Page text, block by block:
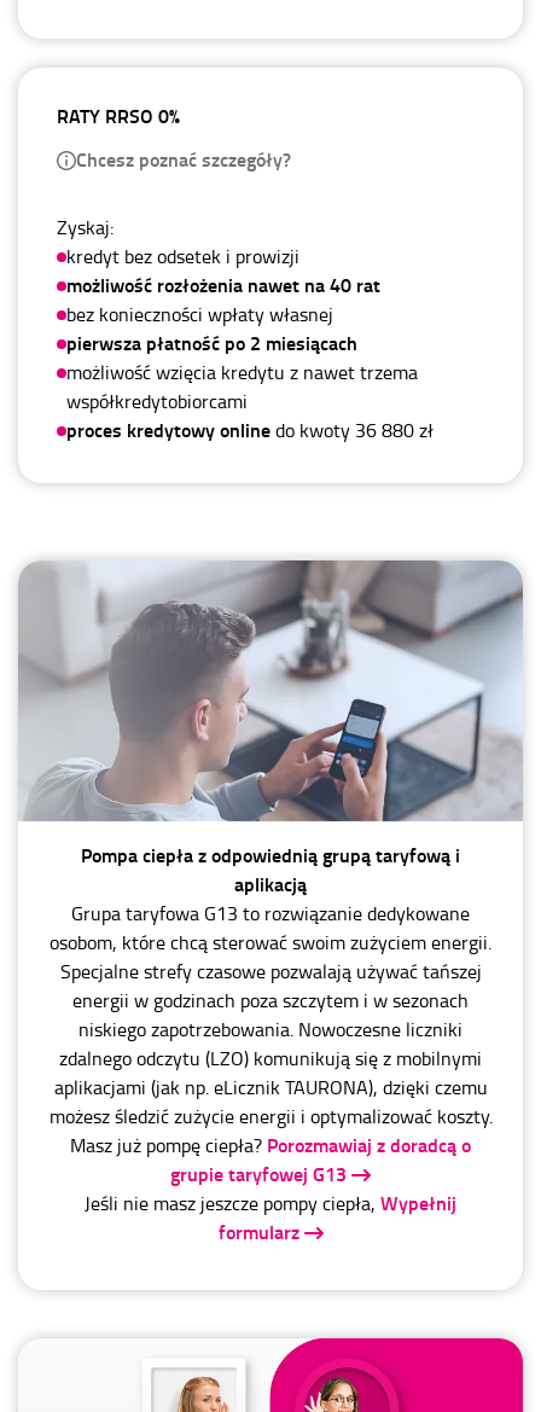
RATY RRSO 0%
Chcesz poznać szczegóły?
Zyskaj:
kredyt bez odsetek i prowizji
możliwość rozłożenia nawet na 40 rat
bez konieczności wpłaty własnej
pierwsza płatność po 2 miesiącach
możliwość wzięcia kredytu z nawet trzema
współkredytobiorcami
proces kredytowy onlinedo kwoty 36 880 zł
Pompa ciepła z odpowiednią grupą taryfową i
aplikacją
Grupa taryfowa G13 to rozwiązanie dedykowane
osobom, które chcą sterować swoim zużyciem energii.
Specjalne strefy czasowe pozwalają używać tańszej
energii w godzinach poza szczytem i w sezonach
niskiego zapotrzebowania. Nowoczesne liczniki
zdalnego odczytu (LZO) komunikują się z mobilnymi
aplikacjami (jak np. eLicznik TAURONA), dzięki czemu
możesz śledzić zużycie energii i optymalizować koszty.
Masz już pompę ciepła? Porozmawiaj z doradcą o
grupie taryfowej G13
Jeśli nie masz jeszcze pompy ciepła, Wypełnij
formularz